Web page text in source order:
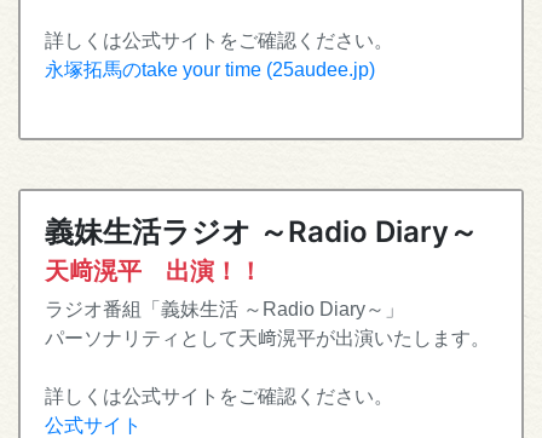
詳しくは公式サイトをご確認ください。
永塚拓馬のtake your time (25audee.jp)
義妹生活ラジオ ～Radio Diary～
天﨑滉平 出演！！
ラジオ番組「義妹生活 ～Radio Diary～」
パーソナリティとして天﨑滉平が出演いたします。
詳しくは公式サイトをご確認ください。
公式サイト